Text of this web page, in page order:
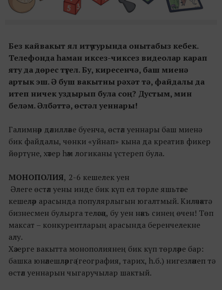
Без кайвакытял итү турында онытабыз кебек.
Телефондаһаман иксез-чиксез видеолар карап
яту дадөрес түгел. Бу, киресенчә, баш миенә
артык эш. Ә буш вакытнырәхәт тә, файдалы да
итеп ничекуздырып була соң? Дустым, мин
беләм. Әлбәттә,өстәл уеннары!
Галимнәр дәлилләве буенча, өстәл уеннары баш миенә
бик файдалы, чөнки «уйнап» кына да креатив фикер
йөртүне, хәтер һәм логиканы үстереп була.
МОНОПОЛИЯ, 2-6 кешелек уен
Әлеге өстәл уены инде бик күп ел төрле яшьтәге
кешеләр арасында популярлыгын югалтмый. Киләчәктә
бизнесмен булырга теләсәң, бу уен нәкъ синең өчен! Төп
максат – конкурентларың арасында беренчелекне
алу.
Хәзерге вакытта монополиянең бик күп төрләре бар:
башка юнәлешләргә (география, тарих, һ.б.) нигезләнеп тә
өстәл уеннарын чыгаручылар шактый.